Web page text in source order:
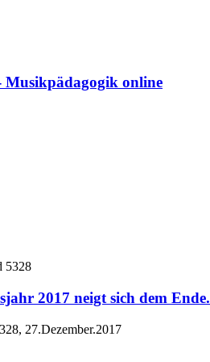
Musikpädagogik online
2017 neigt sich dem
, 27.Dezember.2017